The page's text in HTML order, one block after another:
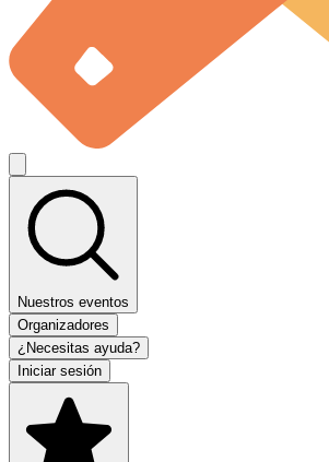
Nuestros eventos
Organizadores
¿Necesitas ayuda?
Iniciar sesión